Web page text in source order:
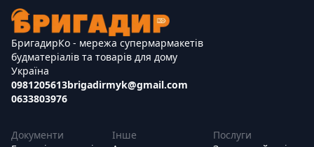
БригадирКо - мережа супермармакетів
будматеріалів та товарів для дому
Україна
0981205613
0633803976
brigadirmyk@gmail.com
Документи
Інше
Послуги